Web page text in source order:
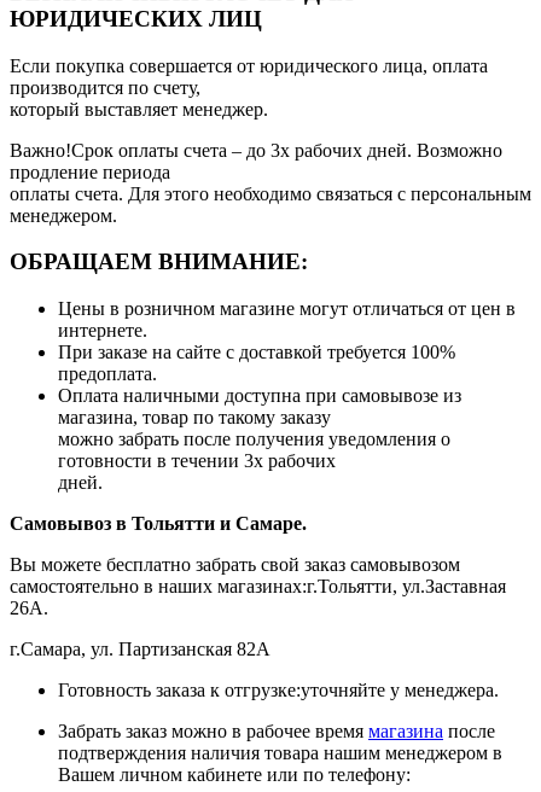
ЮРИДИЧЕСКИХ ЛИЦ
Если покупка совершается от юридического лица, оплата
производится по счету,
который выставляет менеджер.
Важно!Срок оплаты счета – до 3х рабочих дней. Возможно
продление периода
оплаты счета. Для этого необходимо связаться с персональным
менеджером.
ОБРАЩАЕМ ВНИМАНИЕ:
Цены в розничном магазине могут отличаться от цен в
интернете.
При заказе на сайте с доставкой требуется 100%
предоплата.
Оплата наличными доступна при самовывозе из
магазина, товар по такому заказу
можно забрать после получения уведомления о
готовности в течении 3х рабочих
дней.
Самовывоз в Тольятти и Самаре.
Вы можете бесплатно забрать свой заказ самовывозом
самостоятельно в наших магазинах:г.Тольятти, ул.Заставная
26А.
г.Самара, ул. Партизанская 82А
Готовность заказа к отгрузке:уточняйте у менеджера.
Забрать заказ можно в рабочее время магазина после
подтверждения наличия товара нашим менеджером в
Вашем личном кабинете или по телефону: